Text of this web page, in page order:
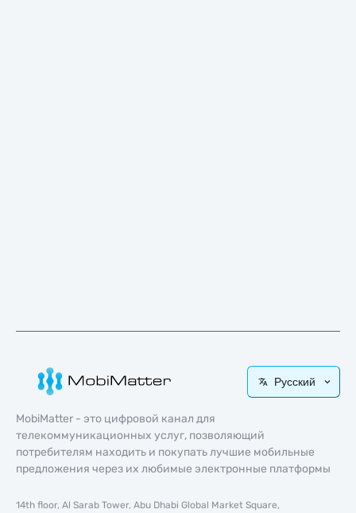
Русский
MobiMatter - это цифровой канал для
телекоммуникационных услуг, позволяющий
потребителям находить и покупать лучшие мобильные
предложения через их любимые электронные платформы
14th floor, Al Sarab Tower, Abu Dhabi Global Market Square,